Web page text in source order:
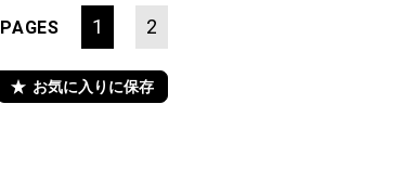
PAGES 1 2
お気に入りに保存